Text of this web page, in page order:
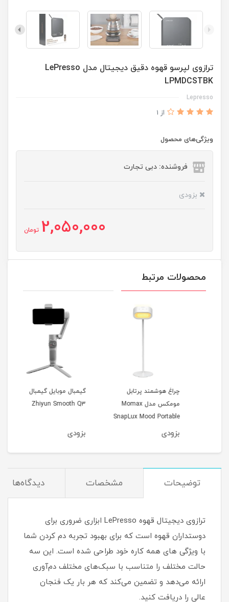
ترازوی لپرسو قهوه دقیق دیجیتال مدل LePresso
LPMDCSTBK
Lepresso
از 1
ویژگی‌های محصول
فروشنده: دبی تجارت
بزودی
2,050,000 تومان
محصولات مرتبط
چراغ هوشمند پرتابل
مومکس مدل Momax
SnapLux Mood Portable
LED QL13
گیمبال موبایل گیمبال
Zhiyun Smooth Q3
توضیحات مشخصات دیدگاه‌ها
ترازوی دیجیتال قهوه LePresso ابزاری ضروری برای
دوستداران قهوه است که برای بهبود تجربه دم کردن شما
با ویژگی های همه کاره خود طراحی شده است. این سه
حالت مختلف را متناسب با سبک‌های مختلف دم‌آوری
ارائه می‌دهد و تضمین می‌کند که هر بار یک فنجان
عالی را دریافت کنید.